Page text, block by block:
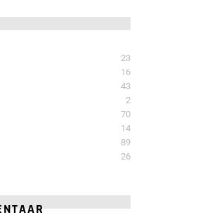
23
16
43
2
70
14
89
26